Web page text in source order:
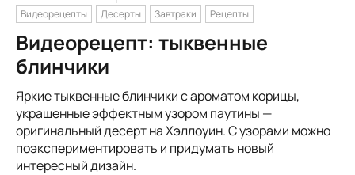
Видеорецепты
Десерты Завтраки Рецепты
Видеорецепт: тыквенные
блинчики
Яркие тыквенные блинчики с ароматом корицы,
украшенные эффектным узором паутины —
оригинальный десерт на Хэллоуин. С узорами можно
поэкспериментировать и придумать новый
интересный дизайн.